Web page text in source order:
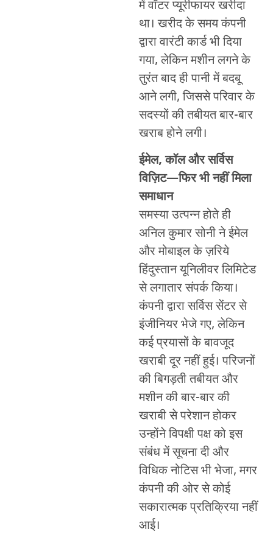
में वॉटर प्यूरीफायर खरीदा
था। खरीद के समय कंपनी
द्वारा वारंटी कार्ड भी दिया
गया, लेकिन मशीन लगने के
तुरंत बाद ही पानी में बदबू
आने लगी, जिससे परिवार के
सदस्यों की तबीयत बार-बार
खराब होने लगी।
ईमेल, कॉल और सर्विस
विज़िट—फिर भी नहीं मिला
समाधान
समस्या उत्पन्न होते ही
अनिल कुमार सोनी ने ईमेल
और मोबाइल के ज़रिये
हिंदुस्तान यूनिलीवर लिमिटेड
से लगातार संपर्क किया।
कंपनी द्वारा सर्विस सेंटर से
इंजीनियर भेजे गए, लेकिन
कई प्रयासों के बावजूद
खराबी दूर नहीं हुई। परिजनों
की बिगड़ती तबीयत और
मशीन की बार-बार की
खराबी से परेशान होकर
उन्होंने विपक्षी पक्ष को इस
संबंध में सूचना दी और
विधिक नोटिस भी भेजा, मगर
कंपनी की ओर से कोई
सकारात्मक प्रतिक्रिया नहीं
आई।